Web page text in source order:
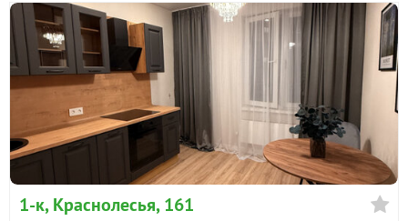
1-к, Краснолесья, 161